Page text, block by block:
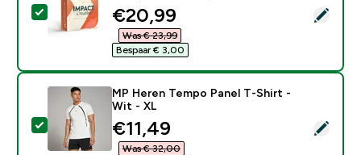
Selecteer dit product - Creatine Monohydraat
discounted price
€20,99‎
Was € 23,99‎
Bespaar € 3,00‎
Selecteer dit product - MP Heren Tempo Panel T-
MP Heren Tempo Panel T-Shirt -
Wit - XL
discounted price
€11,49‎
Was € 32,00‎